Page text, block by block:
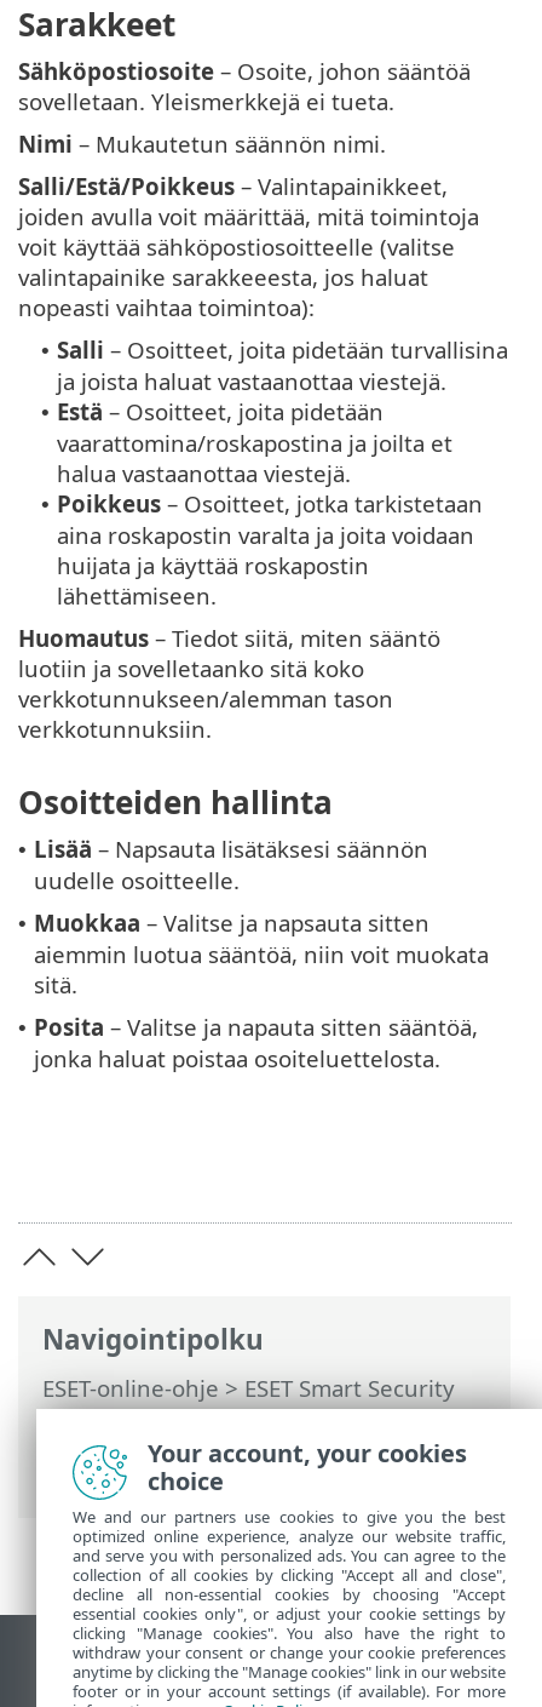
Navigointipolku
ESET-online-ohje>ESET Smart Security
Premium>Lisäasetukset>Suojaukset>
Sähköpostisovelluksen suojaus >
Osoitelistojen hallinta
> Osoiteluettelot
Sarakkeet
Sähköpostiosoite – Osoite, johon sääntöä
sovelletaan. Yleismerkkejä ei tueta.
Nimi – Mukautetun säännön nimi.
Salli/Estä/Poikkeus – Valintapainikkeet,
joiden avulla voit määrittää, mitä toimintoja
voit käyttää sähköpostiosoitteelle (valitse
valintapainike sarakkeeesta, jos haluat
nopeasti vaihtaa toimintoa):
• Salli – Osoitteet, joita pidetään turvallisina
ja joista haluat vastaanottaa viestejä.
• Estä – Osoitteet, joita pidetään
vaarattomina/roskapostina ja joilta et
halua vastaanottaa viestejä.
• Poikkeus – Osoitteet, jotka tarkistetaan
aina roskapostin varalta ja joita voidaan
huijata ja käyttää roskapostin
lähettämiseen.
Huomautus – Tiedot siitä, miten sääntö
luotiin ja sovelletaanko sitä koko
verkkotunnukseen/alemman tason
verkkotunnuksiin.
Osoitteiden hallinta
• Lisää – Napsauta lisätäksesi säännön
uudelle osoitteelle.
• Muokkaa – Valitse ja napsauta sitten
aiemmin luotua sääntöä, niin voit muokata
sitä.
• Posita – Valitse ja napauta sitten sääntöä,
jonka haluat poistaa osoiteluettelosta.
Näytä tietokonesivusto
End of Life
Your account, your cookies
choice
We and our partners use cookies to give you the best
optimized online experience, analyze our website traffic,
and serve you with personalized ads. You can agree to the
collection of all cookies by clicking "Accept all and close",
decline all non-essential cookies by choosing "Accept
essential cookies only", or adjust your cookie settings by
clicking "Manage cookies". You also have the right to
withdraw your consent or change your cookie preferences
anytime by clicking the "Manage cookies" link in our website
footer or in your account settings (if available). For more